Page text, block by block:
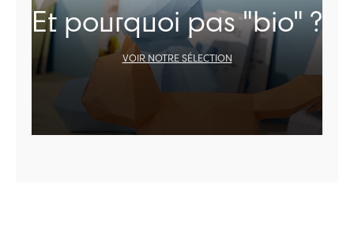
Et pourquoi pas "bio" ?
VOIR NOTRE SÉLECTION